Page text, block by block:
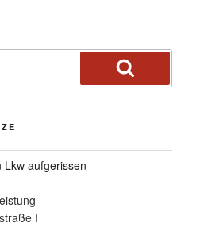
Lkw aufgerissen
I